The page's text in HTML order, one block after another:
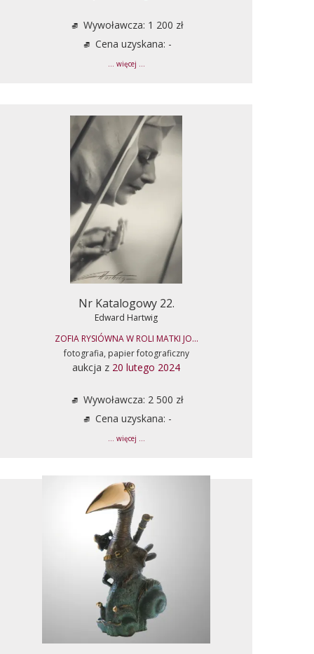
Wywoławcza: 1 200 zł
Cena uzyskana: -
... więcej ...
Nr Katalogowy 22.
Edward Hartwig
ZOFIA RYSIÓWNA W ROLI MATKI JO...
fotografia, papier fotograficzny
aukcja z 20 lutego 2024
Wywoławcza: 2 500 zł
Cena uzyskana: -
... więcej ...